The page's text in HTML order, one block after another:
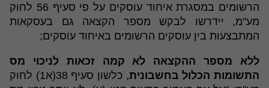
הרשומים במסגרת איחוד עוסקים על פי סעיף 56 לחוק
מע"מ, יידרשו לבקש מספר הקצאה גם בעסקאות
המתבצעות בין עוסקים הרשומים באיחוד עוסקים;
ללא מספר ההקצאה לא קמה זכאות לניכוי מס
התשומות הכלול בחשבונית
, כלשון סעיף 38(א1) לחוק